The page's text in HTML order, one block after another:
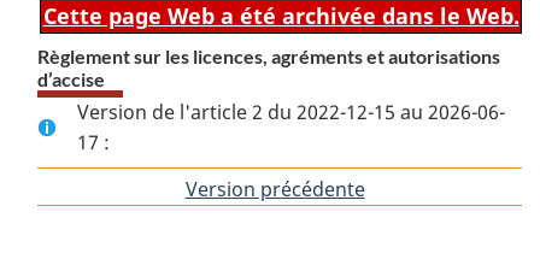
Cette page Web a été archivée dans le Web.
Règlement sur les licences, agréments et autorisations
d’accise
Version de l'article 2 du 2022-12-15 au 2026-06-
17 :
Version précédentede